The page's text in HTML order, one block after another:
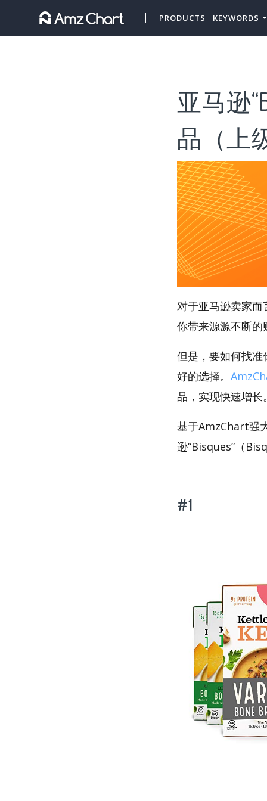
PRODUCTS KEYWORDS
亚马逊
品（上
对于亚马逊卖家
你带来源源不断的
但是，要如何找
好的选择。
品，实现快速增长
基于AmzChart强
逊“Bisques”（
#1